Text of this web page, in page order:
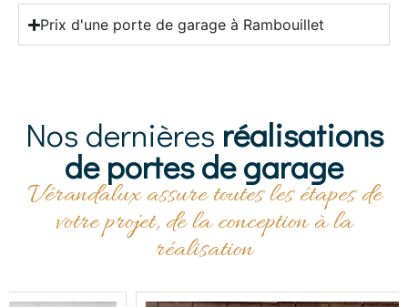
Prix d'une porte de garage à Rambouillet
Nos dernières réalisations
de portes de garage
Vérandalux assure toutes les étapes de
votre projet, de la conception à la
réalisation